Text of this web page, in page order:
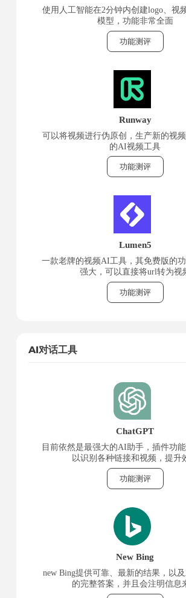
使用人工智能在2分钟内创建logo、视
模型，功能非常全面
功能测评
Runway
可以将视频进行伪原创，生产新的视
的AI视频工具
功能测评
Lumen5
一款老牌的视频AI工具，其免费版的
强大，可以直接将url转为视
功能测评
AI对话工具
ChatGPT
目前依然是最强大的AI助手，插件功
以识别各种链接和视频，提升
功能测评
New Bing
new Bing提供可靠、最新的结果，以
的完整答案，并且会注明信息